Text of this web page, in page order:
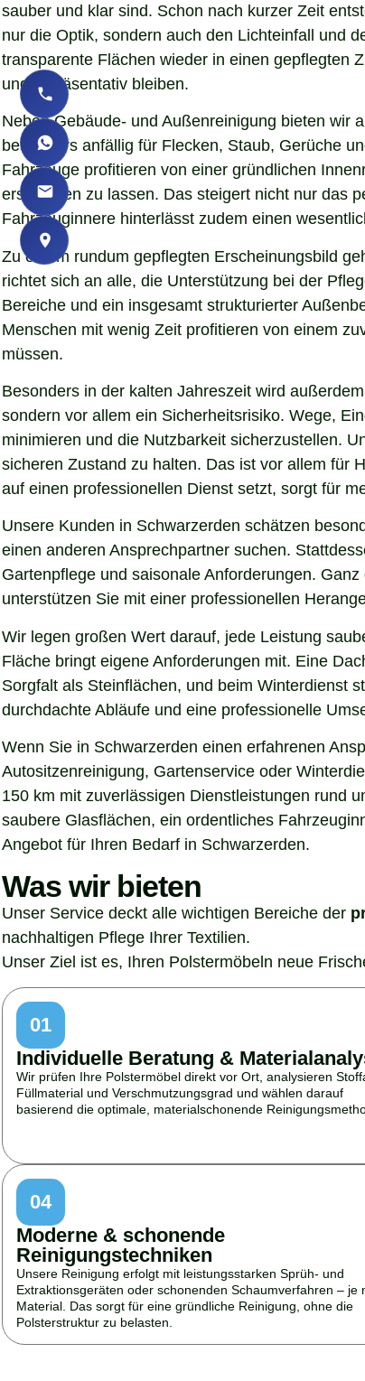
sauber und klar sind. Schon nach kurzer Zeit
nur die Optik, sondern auch den Lichteinfall und
transparente Flächen wieder in einen gepflegten
und repräsentativ bleiben.
Neben Gebäude- und Außenreinigung bieten wir
besonders anfällig für Flecken, Staub, Gerüche
Fahrzeuge profitieren von einer gründlichen
erscheinen zu lassen. Das steigert nicht nur das
Fahrzeuginnere hinterlässt zudem einen
Zu einem rundum gepflegten Erscheinungsbild
richtet sich an alle, die Unterstützung bei der
Bereiche und ein insgesamt strukturierter
Menschen mit wenig Zeit profitieren von einem
müssen.
Besonders in der kalten Jahreszeit wird
sondern vor allem ein Sicherheitsrisiko. Wege,
minimieren und die Nutzbarkeit sicherzustellen.
sicheren Zustand zu halten. Das ist vor allem für
auf einen professionellen Dienst setzt, sorgt für
Unsere Kunden in Schwarzerden schätzen
einen anderen Ansprechpartner suchen.
Gartenpflege und saisonale Anforderungen.
unterstützen Sie mit einer professionellen
Wir legen großen Wert darauf, jede Leistung
Fläche bringt eigene Anforderungen mit. Eine
Sorgfalt als Steinflächen, und beim Winterdienst
durchdachte Abläufe und eine professionelle
Wenn Sie in Schwarzerden einen erfahrenen
Autositzenreinigung, Gartenservice oder
150 km mit zuverlässigen Dienstleistungen rund
saubere Glasflächen, ein ordentliches
Angebot für Ihren Bedarf in Schwarzerden.
Was wir bieten
Unser Service deckt alle wichtigen Bereiche der
nachhaltigen Pflege Ihrer Textilien.
Unser Ziel ist es, Ihren Polstermöbeln neue
01
Individuelle Beratung &
Wir prüfen Ihre Polstermöbel direkt vor Ort, analysieren
Füllmaterial und Verschmutzungsgrad und wählen darauf
basierend die optimale, materialschonende
04
Moderne & schonende
Reinigungstechniken
Unsere Reinigung erfolgt mit leistungsstarken Sprüh- und
Extraktionsgeräten oder schonenden Schaumverfahren – je
Material. Das sorgt für eine gründliche Reinigung, ohne die
Polsterstruktur zu belasten.